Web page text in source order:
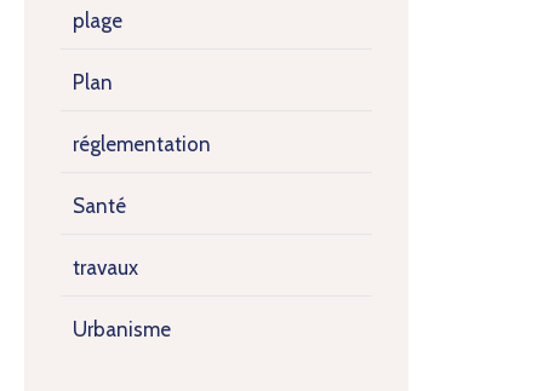
plage
Plan
réglementation
Santé
travaux
Urbanisme